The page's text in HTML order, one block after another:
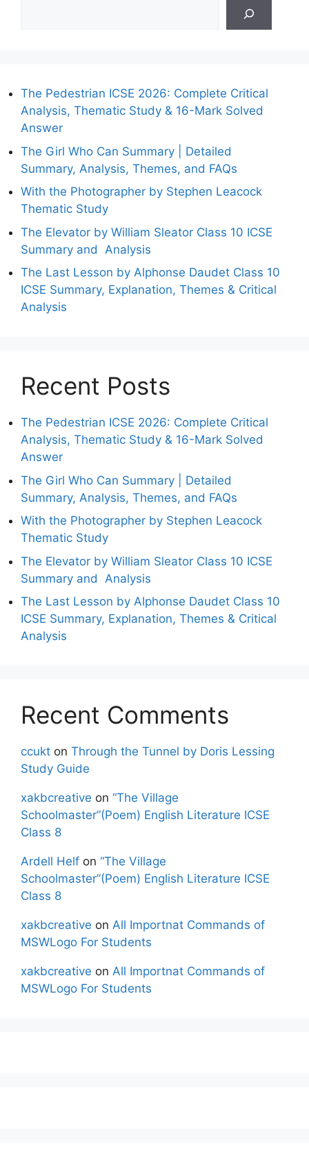
The Pedestrian ICSE 2026: Complete Critical
Analysis, Thematic Study & 16-Mark Solved
Answer
The Girl Who Can Summary | Detailed
Summary, Analysis, Themes, and FAQs
With the Photographer by Stephen Leacock
Thematic Study
The Elevator by William Sleator Class 10 ICSE
Summary and Analysis
The Last Lesson by Alphonse Daudet Class 10
ICSE Summary, Explanation, Themes & Critical
Analysis
Recent Posts
The Pedestrian ICSE 2026: Complete Critical
Analysis, Thematic Study & 16-Mark Solved
Answer
The Girl Who Can Summary | Detailed
Summary, Analysis, Themes, and FAQs
With the Photographer by Stephen Leacock
Thematic Study
The Elevator by William Sleator Class 10 ICSE
Summary and Analysis
The Last Lesson by Alphonse Daudet Class 10
ICSE Summary, Explanation, Themes & Critical
Analysis
Recent Comments
ccukt on Through the Tunnel by Doris Lessing
Study Guide
xakbcreative on “The Village
Schoolmaster”(Poem) English Literature ICSE
Class 8
Ardell Helf on “The Village
Schoolmaster”(Poem) English Literature ICSE
Class 8
xakbcreative on All Importnat Commands of
MSWLogo For Students
xakbcreative on All Importnat Commands of
MSWLogo For Students